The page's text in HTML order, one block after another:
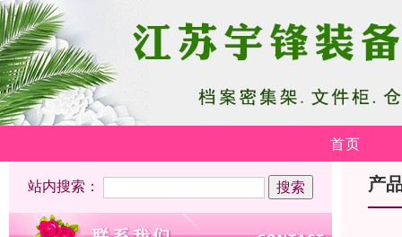
首页
站内搜索： 产